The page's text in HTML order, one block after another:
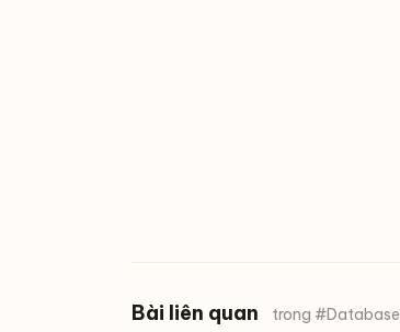
Bài liên quan trong #Database